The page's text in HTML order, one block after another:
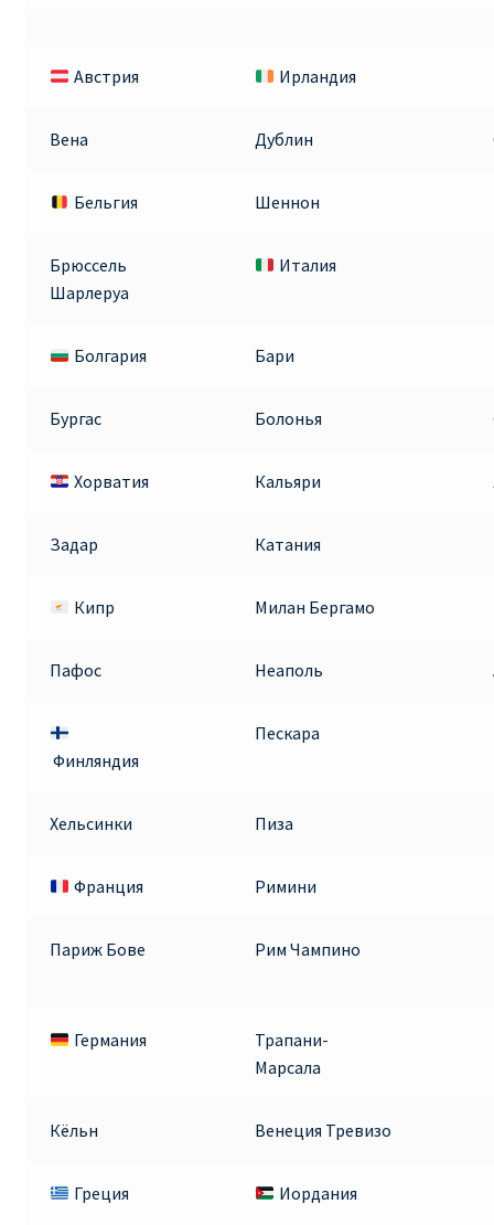
Акции RYANAIR из Варшавы
Акции RYANAIR из Вильнюса
Акции RYANAIR из Каунаса
БИЛЕТЫ RYANAIR | ПОИСК ЛУЧШЕЙ ЦЕНЫ |
ИНФОРМАЦИЯ ДЛЯ ПАССАЖИРОВ
Австрия Ирландия
Вена Дублин
Бельгия Шеннон
Брюссель
Шарлеруа
Италия
Болгария Бари
Бургас Болонья
Хорватия Кальяри
Задар Катания
Кипр Милан Бергамо
Пафос Неаполь
Финляндия
Пескара
Хельсинки Пиза
Франция Римини
Париж Бове Рим Чампино
Германия
Трапани-
Марсала
Кёльн Венеция Тревизо
Греция Иордания